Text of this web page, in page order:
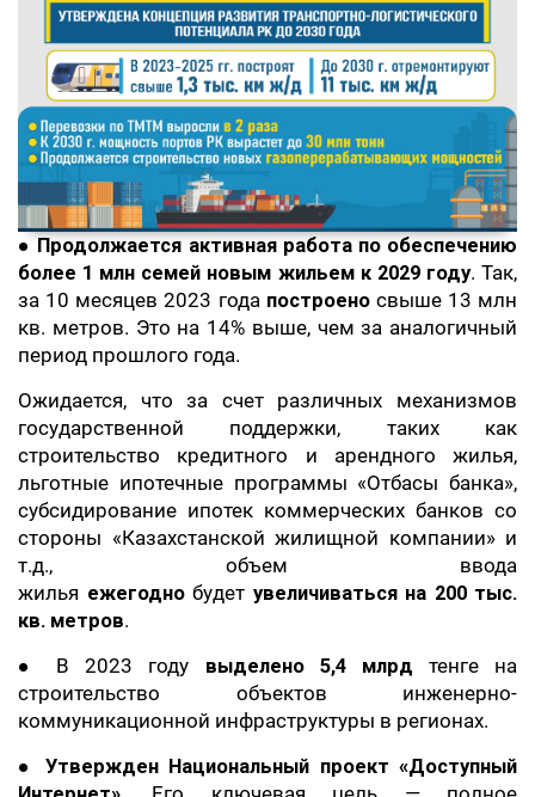
● Продолжается активная работа по обеспечению
более 1 млн семей новым жильем к 2029 году. Так,
за 10 месяцев 2023 года построеносвыше 13 млн
кв. метров. Это на 14% выше, чем за аналогичный
период прошлого года.
Ожидается, что за счет различных механизмов
государственной поддержки, таких как
строительство кредитного и арендного жилья,
льготные ипотечные программы «Отбасы банка»,
субсидирование ипотек коммерческих банков со
стороны «Казахстанской жилищной компании» и
т.д., объем ввода
жилья ежегоднобудет увеличиваться на 200 тыс.
кв. метров.
● В 2023 году выделено 5,4 млрд тенге на
строительство объектов инженерно-
коммуникационной инфраструктуры в регионах.
● Утвержден Национальный проект «Доступный